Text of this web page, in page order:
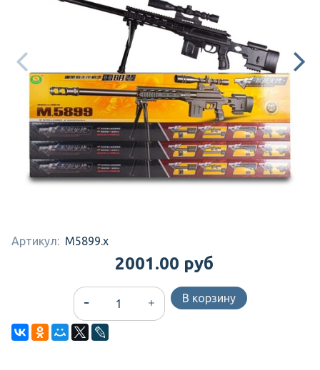
Артикул: M5899.x
2001.00 руб
В корзину